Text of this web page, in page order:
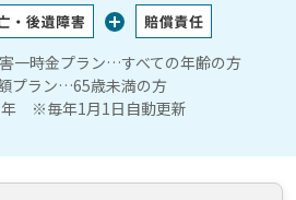
一時金プラン…すべての年齢の方
プラン…65歳未満の方
年 ※毎年1月1日自動更新